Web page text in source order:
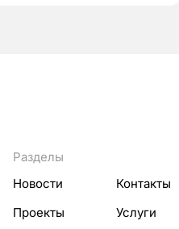
Разделы
Новости
Контакты
Проекты
Услуги